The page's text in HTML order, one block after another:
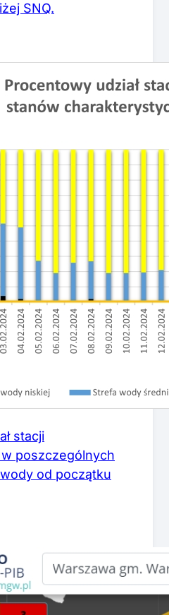
SNQ.
stacji
poszczególnych
od początku